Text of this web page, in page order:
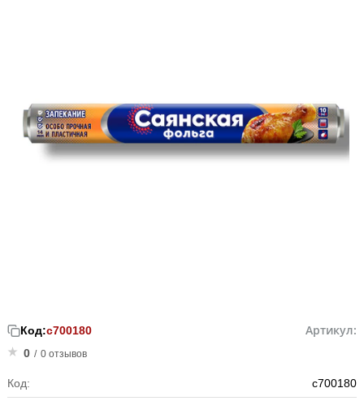
Код:с700180 Артикул:
0 / 0 отзывов
Код: с700180